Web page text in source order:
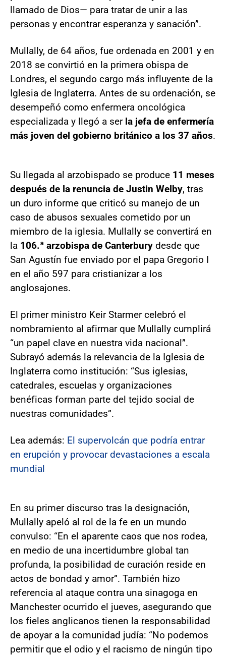
llamado de Dios— para tratar de unir a las
personas y encontrar esperanza y sanación”.
Mullally, de 64 años, fue ordenada en 2001 y en
2018 se convirtió en la primera obispa de
Londres, el segundo cargo más influyente de la
Iglesia de Inglaterra. Antes de su ordenación, se
desempeñó como enfermera oncológica
especializada y llegó a ser la jefa de enfermería
más joven del gobierno británico a los 37 años.
Su llegada al arzobispado se produce 11 meses
después de la renuncia de Justin Welby, tras
un duro informe que criticó su manejo de un
caso de abusos sexuales cometido por un
miembro de la iglesia. Mullally se convertirá en
la 106.ª arzobispa de Canterbury desde que
San Agustín fue enviado por el papa Gregorio I
en el año 597 para cristianizar a los
anglosajones.
El primer ministro Keir Starmer celebró el
nombramiento al afirmar que Mullally cumplirá
“un papel clave en nuestra vida nacional”.
Subrayó además la relevancia de la Iglesia de
Inglaterra como institución: “Sus iglesias,
catedrales, escuelas y organizaciones
benéficas forman parte del tejido social de
nuestras comunidades”.
Lea además: El supervolcán que podría entrar
en erupción y provocar devastaciones a escala
mundial
En su primer discurso tras la designación,
Mullally apeló al rol de la fe en un mundo
convulso: “En el aparente caos que nos rodea,
en medio de una incertidumbre global tan
profunda, la posibilidad de curación reside en
actos de bondad y amor”. También hizo
referencia al ataque contra una sinagoga en
Manchester ocurrido el jueves, asegurando que
los fieles anglicanos tienen la responsabilidad
de apoyar a la comunidad judía: “No podemos
permitir que el odio y el racismo de ningún tipo